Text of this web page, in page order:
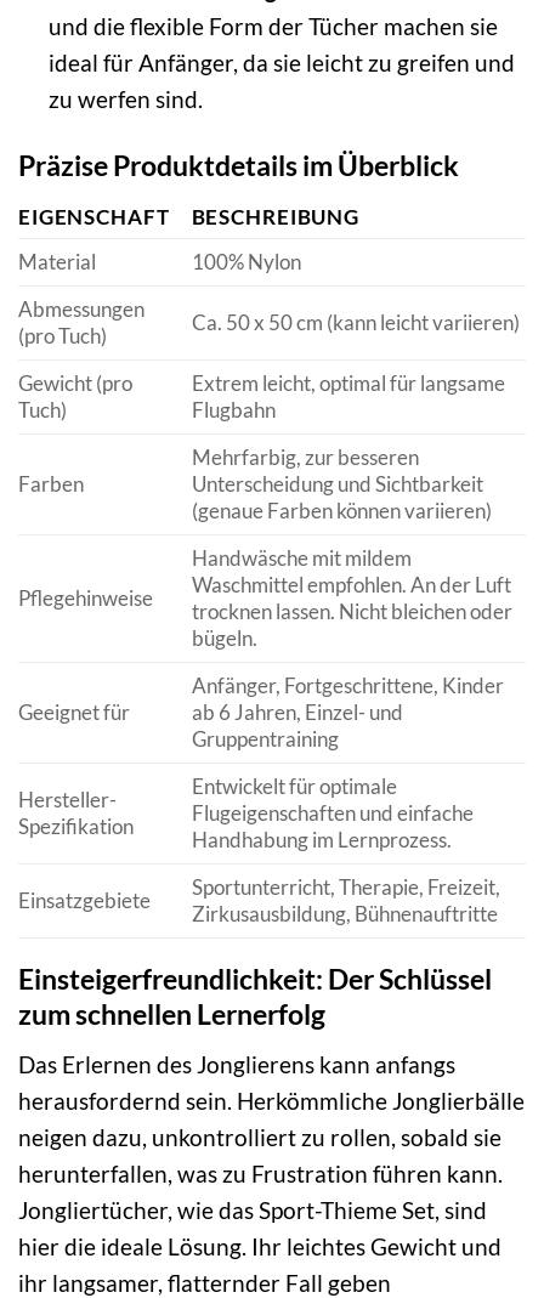
und die flexible Form der Tücher machen sie
ideal für Anfänger, da sie leicht zu greifen und
zu werfen sind.
Präzise Produktdetails im Überblick
EIGENSCHAFT
BESCHREIBUNG
Material
100% Nylon
Abmessungen
(pro Tuch)
Ca. 50 x 50 cm (kann leicht variieren)
Gewicht (pro
Tuch)
Extrem leicht, optimal für langsame
Flugbahn
Farben
Mehrfarbig, zur besseren
Unterscheidung und Sichtbarkeit
(genaue Farben können variieren)
Pflegehinweise
Handwäsche mit mildem
Waschmittel empfohlen. An der Luft
trocknen lassen. Nicht bleichen oder
bügeln.
Geeignet für
Anfänger, Fortgeschrittene, Kinder
ab 6 Jahren, Einzel- und
Gruppentraining
Hersteller-
Spezifikation
Entwickelt für optimale
Flugeigenschaften und einfache
Handhabung im Lernprozess.
Einsatzgebiete
Sportunterricht, Therapie, Freizeit,
Zirkusausbildung, Bühnenauftritte
Einsteigerfreundlichkeit: Der Schlüssel
zum schnellen Lernerfolg
Das Erlernen des Jonglierens kann anfangs
herausfordernd sein. Herkömmliche Jonglierbälle
neigen dazu, unkontrolliert zu rollen, sobald sie
herunterfallen, was zu Frustration führen kann.
Jongliertücher, wie das Sport-Thieme Set, sind
hier die ideale Lösung. Ihr leichtes Gewicht und
ihr langsamer, flatternder Fall geben